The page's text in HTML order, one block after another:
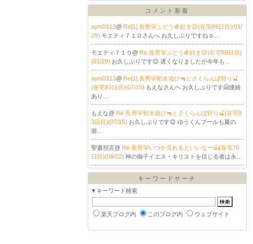
コメント新着
aym0313@ Re[1]:長男🐻ぶどう🍇好き😊(在宅69日目)(01/
29) モエティ７１０さんへ お久しぶりですね☺…
モエティ７１０@ Re:長男🐻ぶどう🍇好き😊(在宅69日目)
(01/29) お久しぶりです😊 遅くなりましたが今年も…
aym0313@ Re[1]:長男🐻初水遊び🔫とさくらんぼ狩り🍒
(在宅93日目)(07/15) もえなさんへ お久しぶりです🤗連絡
あり…
もえな@ Re:長男🐻初水遊び🔫とさくらんぼ狩り🍒(在宅9
3日目)(07/15) お久しぶりです😊 ゆうくんプールも夏の
遊…
聖書預言@ Re:長男🐻いつか見れるといいなー🤗(在宅70
日目)(06/22) 神の御子イエス・キリストを信じる者は永…
キーワードサーチ
▼キーワード検索
楽天ブログ内 このブログ内 ウェブサイト